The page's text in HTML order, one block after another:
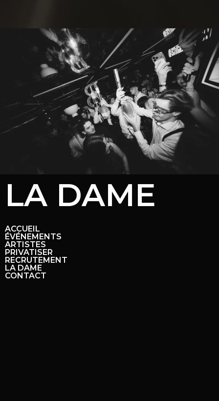
LA DAME
ACCUEIL
ÉVÉNEMENTS
ARTISTES
PRIVATISER
RECRUTEMENT
LA DAME
CONTACT